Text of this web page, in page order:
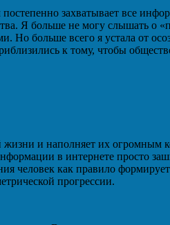
захватывает все
Я больше не могу слышать о
больше всего я устала от
к тому, чтобы
и наполняет их
в интернете просто
как правило
прогрессии.